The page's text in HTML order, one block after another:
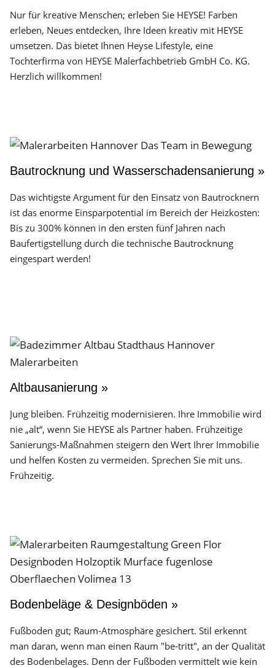
Nur für kreative Menschen; erleben Sie HEYSE! Farben
erleben, Neues entdecken, Ihre Ideen kreativ mit HEYSE
umsetzen. Das bietet Ihnen Heyse Lifestyle, eine
Tochterfirma von HEYSE Malerfachbetrieb GmbH Co. KG.
Herzlich willkommen!
Bautrocknung und Wasserschadensanierung »
Das wichtigste Argument für den Einsatz von Bautrocknern
ist das enorme Einsparpotential im Bereich der Heizkosten:
Bis zu 300% können in den ersten fünf Jahren nach
Baufertigstellung durch die technische Bautrocknung
eingespart werden!
Altbausanierung »
Jung bleiben. Frühzeitig modernisieren. Ihre Immobilie wird
nie „alt“, wenn Sie HEYSE als Partner haben. Frühzeitige
Sanierungs-Maßnahmen steigern den Wert Ihrer Immobilie
und helfen Kosten zu vermeiden. Sprechen Sie mit uns.
Frühzeitig.
Bodenbeläge & Designböden »
Fußboden gut; Raum-Atmosphäre gesichert. Stil erkennt
man daran, wenn man einen Raum "be-tritt", an der Qualität
des Boden­belages. Denn der Fuß­boden vermittelt wie kein